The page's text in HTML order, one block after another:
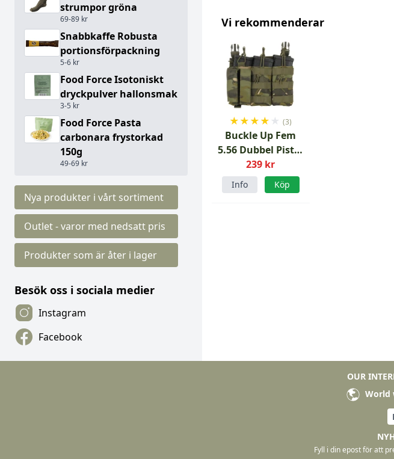
strumpor gröna
69-89 kr
Snabbkaffe Robusta
portionsförpackning
5-6 kr
Food Force Isotoniskt
dryckpulver hallonsmak
3-5 kr
Food Force Pasta
carbonara frystorkad
150g
49-69 kr
Nya produkter i vårt sortiment
Outlet - varor med nedsatt pris
Produkter som är åter i lager
Besök oss i sociala medier
Instagram
Facebook
Vi rekommenderar
★★★★ ★ (3)
Buckle Up Fem
5.56 Dubbel Pistol
MTC Tropic
239 kr
Info Köp
OUR
World
Fyll i din epost för att